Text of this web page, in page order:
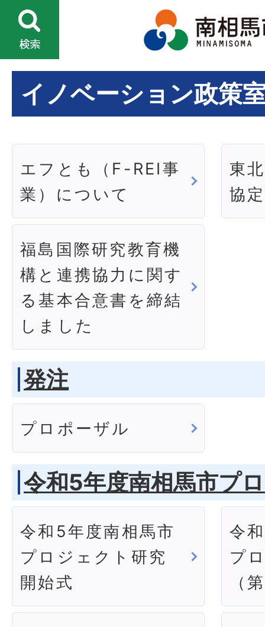
イノベーション政策
エフとも（F-REI事
業）について
東
協
福島国際研究教育機
構と連携協力に関す
る基本合意書を締結
しました
発注
プロポーザル
令和5年度南相馬市プ
令和5年度南相馬市
プロジェクト研究
開始式
令
プ
（